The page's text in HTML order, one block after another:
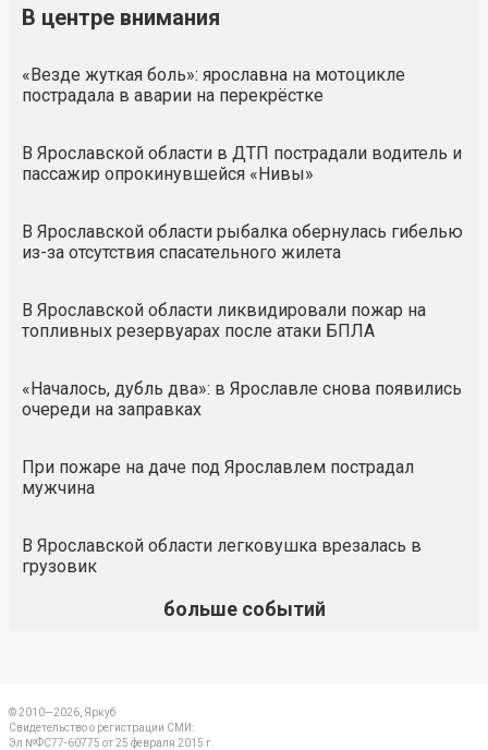
В центре внимания
«Везде жуткая боль»: ярославна на мотоцикле
пострадала в аварии на перекрёстке
В Ярославской области в ДТП пострадали водитель и
пассажир опрокинувшейся «Нивы»
В Ярославской области рыбалка обернулась гибелью
из-за отсутствия спасательного жилета
В Ярославской области ликвидировали пожар на
топливных резервуарах после атаки БПЛА
«Началось, дубль два»: в Ярославле снова появились
очереди на заправках
При пожаре на даче под Ярославлем пострадал
мужчина
В Ярославской области легковушка врезалась в
грузовик
больше событий
© 2010—2026, Яркуб
Свидетельство о регистрации СМИ:
Эл №ФС77-60775 от 25 февраля 2015 г.